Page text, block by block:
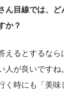
ん目線では、
か？
えるとするな
人が良いです
く時にも「美